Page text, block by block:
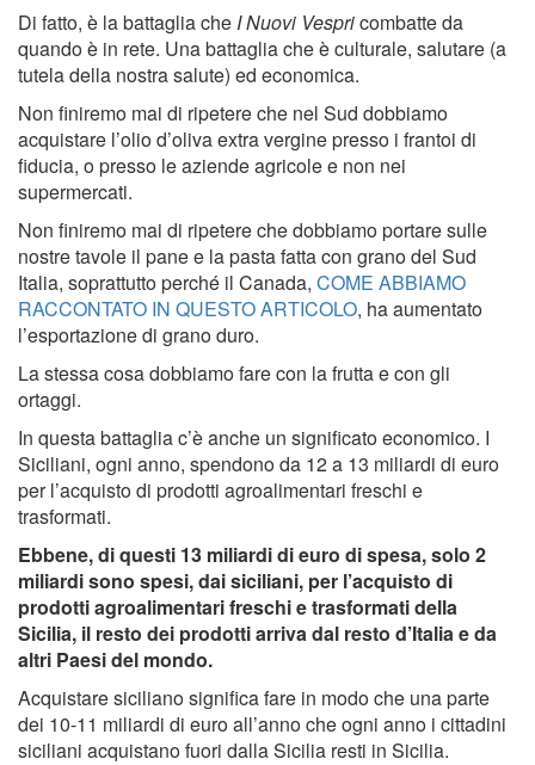
Di fatto, è la battaglia che I Nuovi Vespricombatte da
quando è in rete. Una battaglia che è culturale, salutare (a
tutela della nostra salute) ed economica.
Non finiremo mai di ripetere che nel Sud dobbiamo
acquistare l’olio d’oliva extra vergine presso i frantoi di
fiducia, o presso le aziende agricole e non nei
supermercati.
Non finiremo mai di ripetere che dobbiamo portare sulle
nostre tavole il pane e la pasta fatta con grano del Sud
Italia, soprattutto perché il Canada, COME ABBIAMO
RACCONTATO IN QUESTO ARTICOLO, ha aumentato
l’esportazione di grano duro.
La stessa cosa dobbiamo fare con la frutta e con gli
ortaggi.
In questa battaglia c’è anche un significato economico. I
Siciliani, ogni anno, spendono da 12 a 13 miliardi di euro
per l’acquisto di prodotti agroalimentari freschi e
trasformati.
Ebbene, di questi 13 miliardi di euro di spesa, solo 2
miliardi sono spesi, dai siciliani, per l’acquisto di
prodotti agroalimentari freschi e trasformati della
Sicilia, il resto dei prodotti arriva dal resto d’Italia e da
altri Paesi del mondo.
Acquistare siciliano significa fare in modo che una parte
dei 10-11 miliardi di euro all’anno che ogni anno i cittadini
siciliani acquistano fuori dalla Sicilia resti in Sicilia.